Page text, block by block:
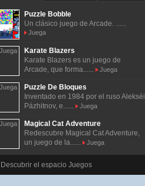
Puzzle Bobble
Un clásico juego de Arcade. ......
Juega
Karate Blazers
Karate Blazers es un juego de
Arcade, que forma......
Juega
Puzzle De Bloques
Inventado en 1984 por el ruso Alekséi
Pázhitnov, e......
Juega
Magical Cat Adventure
Redescubre Magical Cat Adventure,
un juego de la......
Juega
Descubrir el espacio Juegos